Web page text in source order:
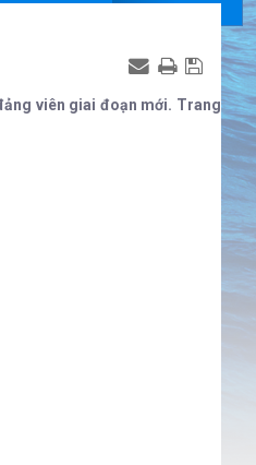
viên giai đoạn mới. Trang